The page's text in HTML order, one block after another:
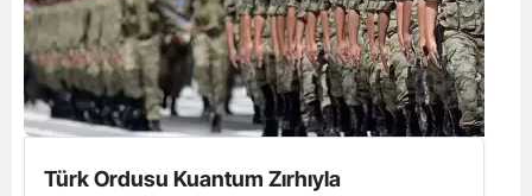
Türk Ordusu Kuantum Zırhıyla